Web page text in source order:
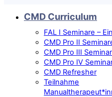
CMD Curriculum
FAL I Seminare –
CMD Pro II
CMD Pro III
CMD Pro IV
CMD Refresher
Teilnahme